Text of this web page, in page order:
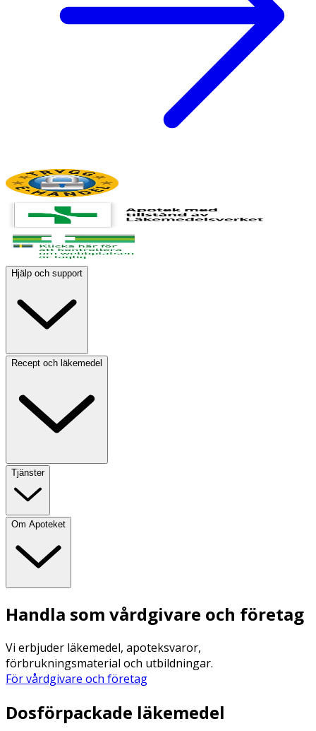
Hjälp och support
Recept och läkemedel
Tjänster
Om Apoteket
Handla som vårdgivare och företag
Vi erbjuder läkemedel, apoteksvaror,
förbrukningsmaterial och utbildningar.
För vårdgivare och företag
Dosförpackade läkemedel